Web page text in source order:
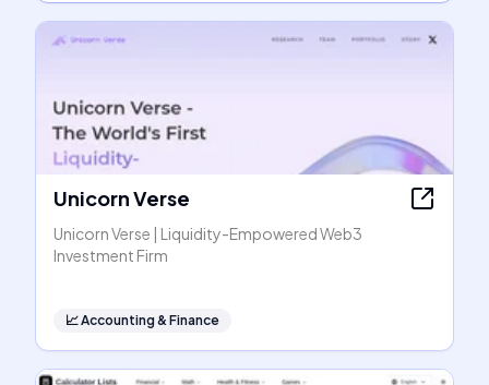
Unicorn Verse
Unicorn Verse | Liquidity-Empowered Web3
Investment Firm
📈Accounting & Finance